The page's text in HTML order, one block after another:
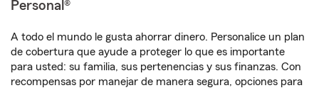
Personal®
A todo el mundo le gusta ahorrar dinero. Personalice un plan
de cobertura que ayude a proteger lo que es importante
para usted: su familia, sus pertenencias y sus finanzas. Con
recompensas por manejar de manera segura, opciones para